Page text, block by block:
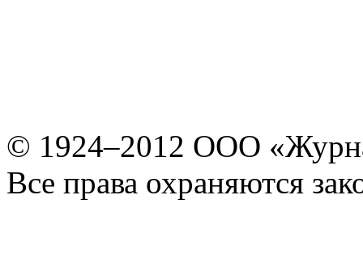
© 1924–2012 ООО
Все права охраняются